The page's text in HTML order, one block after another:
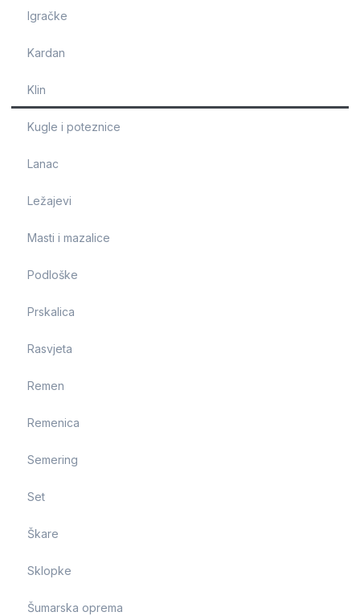
Igračke
Kardan
Klin
Kugle i poteznice
Lanac
Ležajevi
Masti i mazalice
Podloške
Prskalica
Rasvjeta
Remen
Remenica
Semering
Set
Škare
Sklopke
Šumarska oprema